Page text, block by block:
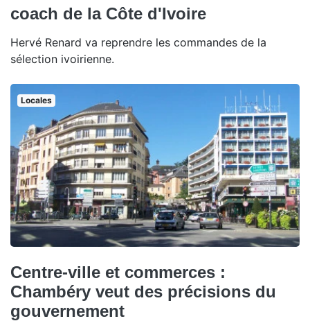
coach de la Côte d'Ivoire
Hervé Renard va reprendre les commandes de la
sélection ivoirienne.
Locales
Centre-ville et commerces :
Chambéry veut des précisions du
gouvernement